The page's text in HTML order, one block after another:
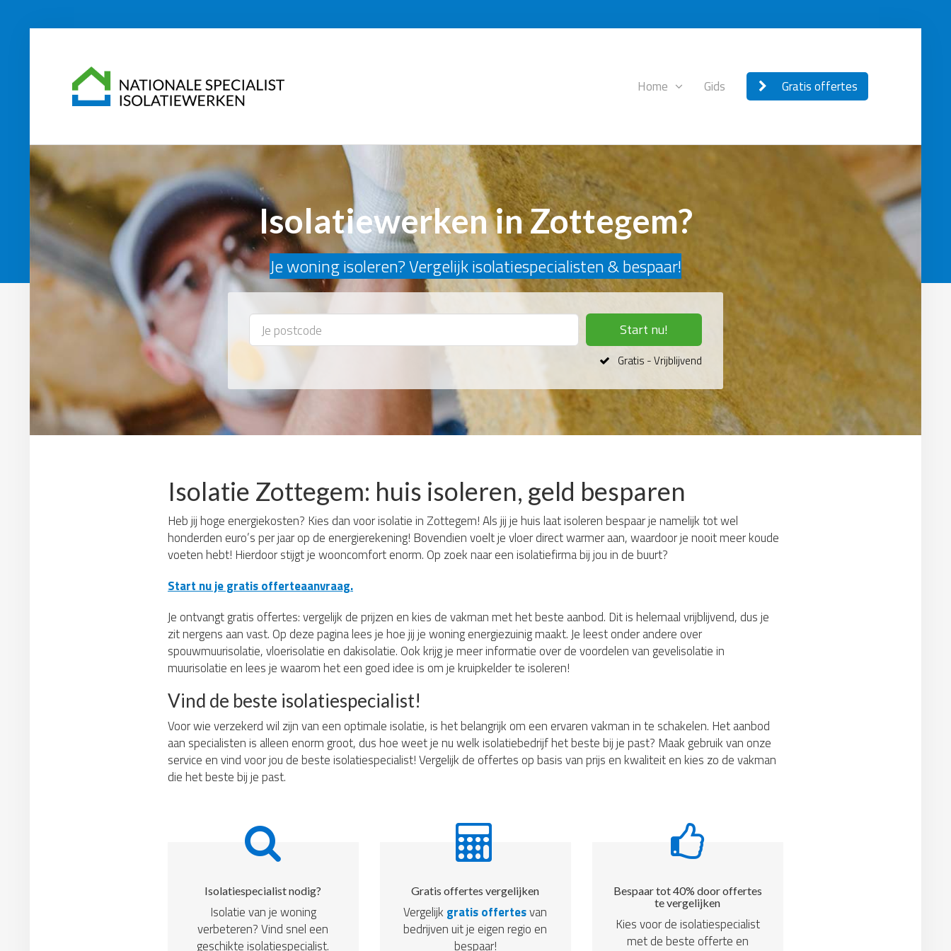
Home Gids Gratis offertes
Isolatiewerken in Zottegem?
Je woning isoleren? Vergelijk isolatiespecialisten & bespaar!
Start nu!
Gratis - Vrijblijvend
Isolatie Zottegem: huis isoleren, geld besparen
Heb jij hoge energiekosten? Kies dan voor isolatie in Zottegem! Als jij je huis laat isoleren bespaar je namelijk tot wel
honderden euro’s per jaar op de energierekening! Bovendien voelt je vloer direct warmer aan, waardoor je nooit meer koude
voeten hebt! Hierdoor stijgt je wooncomfort enorm. Op zoek naar een isolatiefirma bij jou in de buurt?
Start nu je gratis offerteaanvraag.
Je ontvangt gratis offertes: vergelijk de prijzen en kies de vakman met het beste aanbod. Dit is helemaal vrijblijvend, dus je
zit nergens aan vast. Op deze pagina lees je hoe jij je woning energiezuinig maakt. Je leest onder andere over
spouwmuurisolatie, vloerisolatie en dakisolatie. Ook krijg je meer informatie over de voordelen van gevelisolatie in
muurisolatie en lees je waarom het een goed idee is om je kruipkelder te isoleren!
Vind de beste isolatiespecialist!
Voor wie verzekerd wil zijn van een optimale isolatie, is het belangrijk om een ervaren vakman in te schakelen. Het aanbod
aan specialisten is alleen enorm groot, dus hoe weet je nu welk isolatiebedrijf het beste bij je past? Maak gebruik van onze
service en vind voor jou de beste isolatiespecialist! Vergelijk de offertes op basis van prijs en kwaliteit en kies zo de vakman
die het beste bij je past.
Isolatiespecialist nodig?
Isolatie van je woning
verbeteren? Vind snel een
geschikte isolatiespecialist.
Gratis offertes vergelijken
Vergelijk gratis offertesvan
bedrijven uit je eigen regio en
bespaar!
Bespaar tot 40% door offertes
te vergelijken
Kies voor de isolatiespecialist
met de beste offerte en